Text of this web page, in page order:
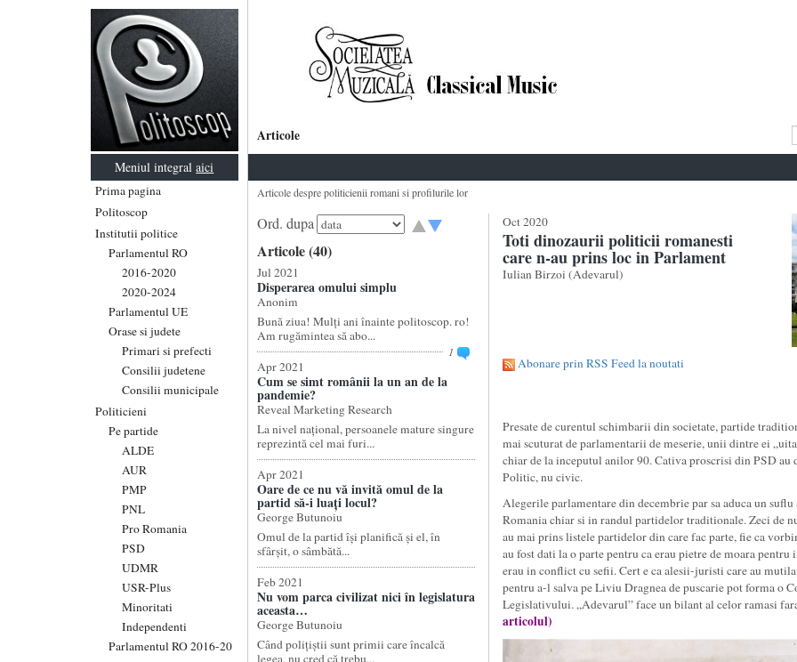
Meniul integralaici
Prima pagina
Politoscop
Institutii politice
Parlamentul RO
2016-2020
2020-2024
Parlamentul UE
Orase si judete
Primari si prefecti
Consilii judetene
Consilii municipale
Politicieni
Pe partide
ALDE
AUR
PMP
PNL
Pro Romania
PSD
UDMR
USR-Plus
Minoritati
Independenti
Parlamentul RO 2016-20
Articole
Articole despre politicienii romani si profilurile lor
Ord. dupa
Articole (40)
Jul 2021
Disperarea omului simplu
Anonim
Bună ziua! Mulți ani înainte politoscop. ro!
Am rugămintea să abo...
1
Apr 2021
Cum se simt românii la un an de la
pandemie?
Reveal Marketing Research
La nivel național, persoanele mature singure
reprezintă cel mai furi...
Apr 2021
Oare de ce nu vă invită omul de la
partid să-i luați locul?
George Butunoiu
Omul de la partid își planifică și el, în
sfârșit, o sâmbătă...
Feb 2021
Nu vom parca civilizat nici în legislatura
aceasta…
George Butunoiu
Când polițiștii sunt primii care încalcă
legea, nu cred că trebu...
Oct 2020
Toti dinozaurii politicii romanesti
care n-au prins loc in Parlament
Iulian Birzoi (Adevarul)
Abonare prin RSS Feed la noutati
Presate de curentul schimbarii din societate, partide
mai scuturat de parlamentarii de meserie, unii dintre ei
chiar de la inceputul anilor 90. Cativa proscrisi din PSD au
Politic, nu civic.
Alegerile parlamentare din decembrie par sa aduca un
Romania chiar si in randul partidelor traditionale. Zeci de
au mai prins listele partidelor din care fac parte, fie ca
au fost dati la o parte pentru ca erau pietre de moara
erau in conflict cu sefii. Cert e ca alesii-juristi care au
pentru a-l salva pe Liviu Dragnea de puscarie pot forma o
Legislativului. „Adevarul” face un bilant al celor ramasi
articolul)